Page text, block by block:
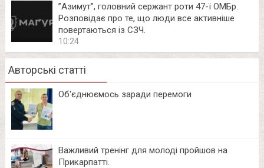
⁨”Азимут”, головний сержант роти 47-ї ОМБр.
Розповідає про те, що люди все активніше
повертаються із СЗЧ.
10:24
Авторські статті
Об‘єднюємось заради перемоги
Важливий тренінг для молоді пройшов на
Прикарпатті.